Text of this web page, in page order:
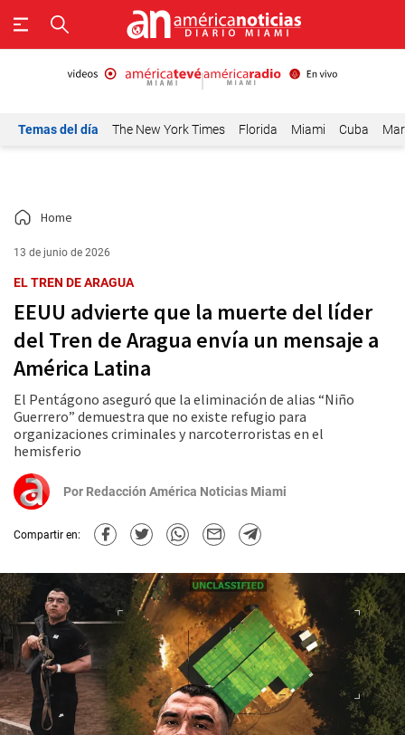
Temas del día The New York Times Florida Miami Cuba
Home
13 de junio de 2026
EL TREN DE ARAGUA
EEUU advierte que la muerte del líder
del Tren de Aragua envía un mensaje a
América Latina
El Pentágono aseguró que la eliminación de alias “Niño
Guerrero” demuestra que no existe refugio para
organizaciones criminales y narcoterroristas en el
hemisferio
Por Redacción América Noticias Miami
Compartir en: